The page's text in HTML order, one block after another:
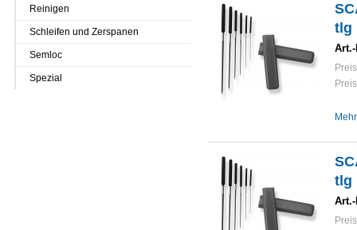
tlg
Art.-
tlg
Art.-
Reinigen
Schleifen und Zerspanen
Semloc
Spezial